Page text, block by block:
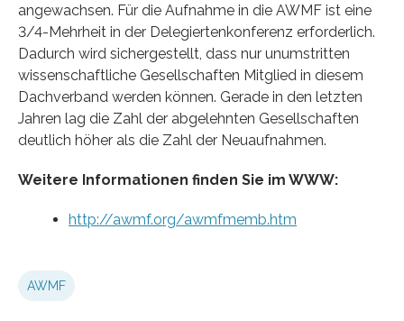
angewachsen. Für die Aufnahme in die AWMF ist eine
3/4-Mehrheit in der Delegiertenkonferenz erforderlich.
Dadurch wird sichergestellt, dass nur unumstritten
wissenschaftliche Gesellschaften Mitglied in diesem
Dachverband werden können. Gerade in den letzten
Jahren lag die Zahl der abgelehnten Gesellschaften
deutlich höher als die Zahl der Neuaufnahmen.
Weitere Informationen finden Sie im WWW:
http://awmf.org/awmfmemb.htm
AWMF